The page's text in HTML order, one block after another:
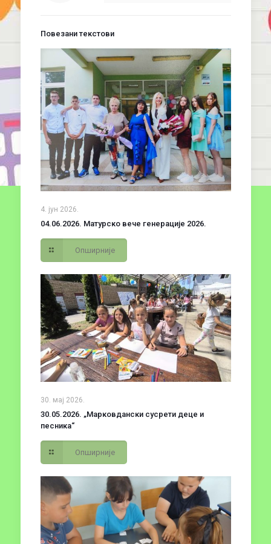
Повезани текстови
4. јун 2026.
04.06.2026. Матурско вече генерације 2026.
Опширније
30. мај 2026.
30.05.2026. „Марковдански сусрети деце и
песника“
Опширније